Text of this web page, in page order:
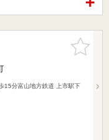
お気に入
りに追加
15分富山地方鉄道 上市駅下